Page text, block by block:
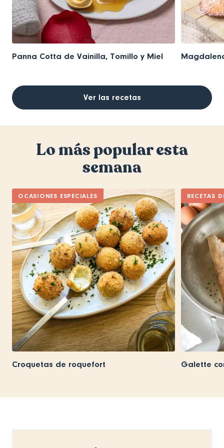
Panna Cotta de Vainilla, Tomillo y Miel
Ver las recetas
Lo más popular esta
semana
OCASIONES ESPECIALES
Croquetas de roquefort
RECETAS
Galette